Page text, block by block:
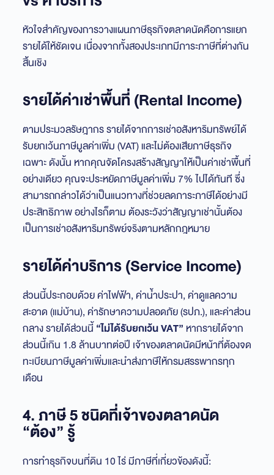
หัวใจสำคัญของการวางแผนภาษีธุรกิจตลาดนัดคือการแยก
รายได้ให้ชัดเจน เนื่องจากทั้งสองประเภทมีภาระภาษีที่ต่างกัน
สิ้นเชิง
รายได้ค่าเช่าพื้นที่ (Rental Income)
ตามประมวลรัษฎากร รายได้จากการเช่าอสังหาริมทรัพย์ได้
รับยกเว้นภาษีมูลค่าเพิ่ม (VAT) และไม่ต้องเสียภาษีธุรกิจ
เฉพาะ ดังนั้น หากคุณจัดโครงสร้างสัญญาให้เป็นค่าเช่าพื้นที่
อย่างเดียว คุณจะประหยัดภาษีมูลค่าเพิ่ม 7% ไปได้ทันที ซึ่ง
สามารถกล่าวได้ว่าเป็นแนวทางที่ช่วยลดภาระภาษีได้อย่างมี
ประสิทธิภาพ อย่างไรก็ตาม ต้องระวังว่าสัญญาเช่านั้นต้อง
เป็นการเช่าอสังหาริมทรัพย์จริงตามหลักกฎหมาย
รายได้ค่าบริการ (Service Income)
ส่วนนี้ประกอบด้วย ค่าไฟฟ้า, ค่าน้ำประปา, ค่าดูแลความ
สะอาด (แม่บ้าน), ค่ารักษาความปลอดภัย (รปภ.), และค่าส่วน
กลาง รายได้ส่วนนี้ “ไม่ได้รับยกเว้น VAT” หากรายได้จาก
ส่วนนี้เกิน 1.8 ล้านบาทต่อปี เจ้าของตลาดนัดมีหน้าที่ต้องจด
ทะเบียนภาษีมูลค่าเพิ่มและนำส่งภาษีให้กรมสรรพากรทุก
เดือน
4. ภาษี 5 ชนิดที่เจ้าของตลาดนัด
“ต้อง” รู้
การทำธุรกิจบนที่ดิน 10 ไร่ มีภาษีที่เกี่ยวข้องดังนี้: